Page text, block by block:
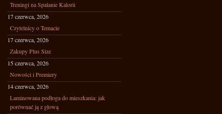
Treningi na Spalanie Kalorii
17 czerwca, 2026
Czytelnicy o Temacie
17 czerwca, 2026
Zakupy Plus Size
15 czerwca, 2026
Nowości i Premiery
14 czerwca, 2026
Laminowana podłoga do mieszkania: jak
porównać ją z głową